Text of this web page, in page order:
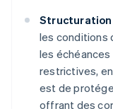
Structuration
les conditions
les
restrictives,
est de
offrant des